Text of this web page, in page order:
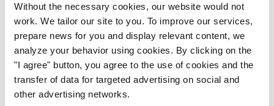
Without the necessary cookies, our website would not
work. We tailor our site to you. To improve our services,
prepare news for you and display relevant content, we
analyze your behavior using cookies. By clicking on the
"I agree" button, you agree to the use of cookies and the
transfer of data for targeted advertising on social and
other advertising networks.
Sitronella eterisk olje
Enkelte eteriske oljer
På lager
fra 136 Kč
Se